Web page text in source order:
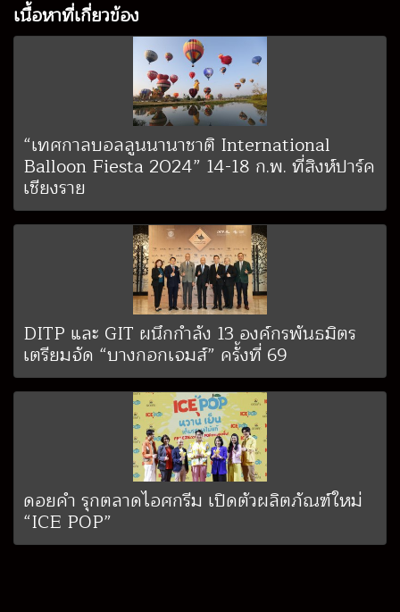
เนื้อหาที่เกี่ยวข้อง
“เทศกาลบอลลูนนานาชาติ International
Balloon Fiesta 2024” 14-18 ก.พ. ที่สิงห์ปาร์ค
เชียงราย
DITP และ GIT ผนึกกำลัง 13 องค์กรพันธมิตร
เตรียมจัด “บางกอกเจมส์” ครั้งที่ 69
ดอยคำ รุกตลาดไอศกรีม เปิดตัวผลิตภัณฑ์ใหม่
“ICE POP”